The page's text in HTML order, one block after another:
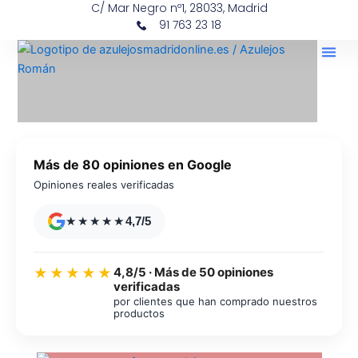
contenido
C/ Mar Negro nº1, 28033, Madrid
91 763 23 18
Más de 80 opiniones en Google
Opiniones reales verificadas
★★★★★4,7/5
★★★★★ 4,8/5 · Más de 50 opiniones
verificadas
por clientes que han comprado nuestros
productos